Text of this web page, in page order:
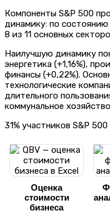
Компоненты S&P 500
динамику: по состоянию
8 из 11 основных
Наилучшую динамику
энергетика (+1,16%),
финансы (+0,22%).
технологические
длительного
коммунальное
31% участников S&P
Оценка
стоимости
бизнеса